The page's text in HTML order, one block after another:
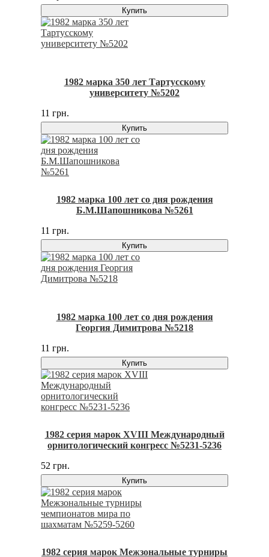
Купить
1982 марка 350 лет Тартусскому
университету №5202
11 грн.
Купить
1982 марка 100 лет со дня рождения
Б.М.Шапошникова №5261
11 грн.
Купить
1982 марка 100 лет со дня рождения
Георгия Димитрова №5218
11 грн.
Купить
1982 серия марок XVIII Международный
орнитологический конгресс №5231-5236
52 грн.
Купить
1982 серия марок Межзональные турниры